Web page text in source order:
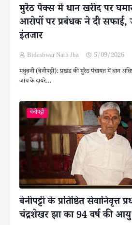
मुरैठ पैक्स में धान खरीद पर
आरोपों पर प्रबंधक ने दी सफाई,
इंतजार
Bideshwar Nath Jha
5/09/2026
मधुबनी (बेनीपट्टी): प्रखंड की मुरैठ पंचायत में धान
जांच के दायरे…
बेनीपट्टी
बेनीपट्टी के प्रतिष्ठित सेवानिवृत्त
चंद्रशेखर झा का 94 वर्ष की